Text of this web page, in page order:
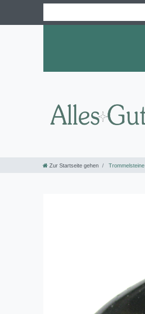
Zur Startseite gehen Trommelsteine